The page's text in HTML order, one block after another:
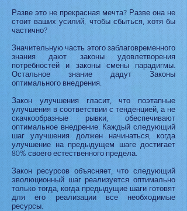
Разве это не прекрасная мечта? Разве она не
стоит ваших усилий, чтобы сбыться, хотя бы
частично?
Значительную часть этого заблаговременного
знания дают законы удовлетворения
потребностей и законы смены парадигмы.
Остальное знание дадут Законы
оптимального внедрения.
Закон улучшения гласит, что поэтапные
улучшения в соответствии с тенденцией, а не
скачкообразные рывки, обеспечивают
оптимальное внедрение. Каждый следующий
шаг улучшения должен начинаться, когда
улучшение на предыдущем шаге достигает
80% своего естественного предела.
Закон ресурсов объясняет, что следующий
эволюционный шаг реализуется оптимально
только тогда, когда предыдущие шаги готовят
для его реализации все необходимые
ресурсы.